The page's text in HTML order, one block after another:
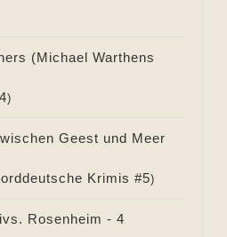
(Michael Warthens
4)
Geest und Meer
Krimis #5)
Rosenheim - 4